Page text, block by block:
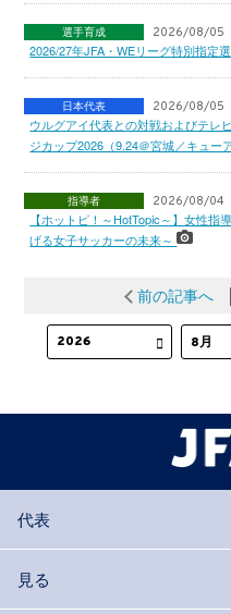
選手育成 2026/08/05
2026/27年JFA・WEリーグ特別指定
日本代表 2026/08/05
ウルグアイ代表との対戦およびテ
ジカップ2026（9.24＠宮城／キュ
指導者 2026/08/04
【ホットピ！～HotTopic～】女性
げる女子サッカーの未来～
前の記事へ│
代表
見る